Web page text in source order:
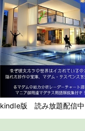
kindle版 読み放題配信中